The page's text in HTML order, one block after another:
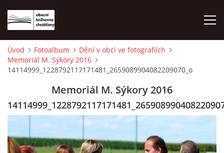
ÚVOD
LETNÍ KINO 2026
VÝPŮJČNÍ DOBA
Úvod Fotoalbum
Dění v obci ve fotografiích
Memoriál M. Sýkory 2016
14114999_1228792117171481_2659089904082209070_o
Memoriál M. Sýkory 2016